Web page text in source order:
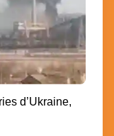
d’Ukraine,